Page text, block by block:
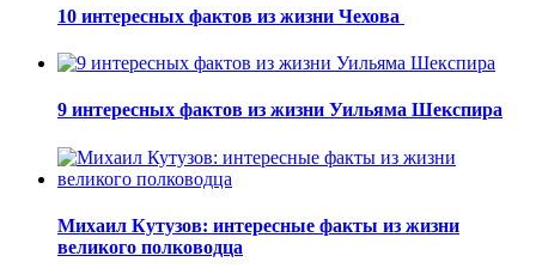
10 интересных фактов из жизни Чехова
9 интересных фактов из жизни Уильяма Шекспира
Михаил Кутузов: интересные факты из жизни
великого полководца